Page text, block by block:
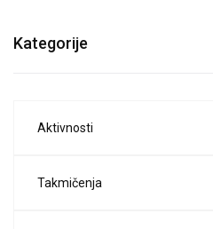
Kategorije
Aktivnosti
Takmičenja